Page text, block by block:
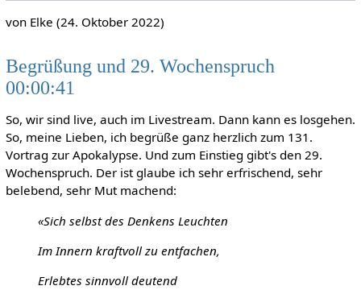
von Elke (24. Oktober 2022)
Begrüßung und 29. Wochenspruch
00:00:41
So, wir sind live, auch im Livestream. Dann kann es losgehen.
So, meine Lieben, ich begrüße ganz herzlich zum 131.
Vortrag zur Apokalypse. Und zum Einstieg gibt's den 29.
Wochenspruch. Der ist glaube ich sehr erfrischend, sehr
belebend, sehr Mut machend:
«Sich selbst des Denkens Leuchten
Im Innern kraftvoll zu entfachen,
Erlebtes sinnvoll deutend